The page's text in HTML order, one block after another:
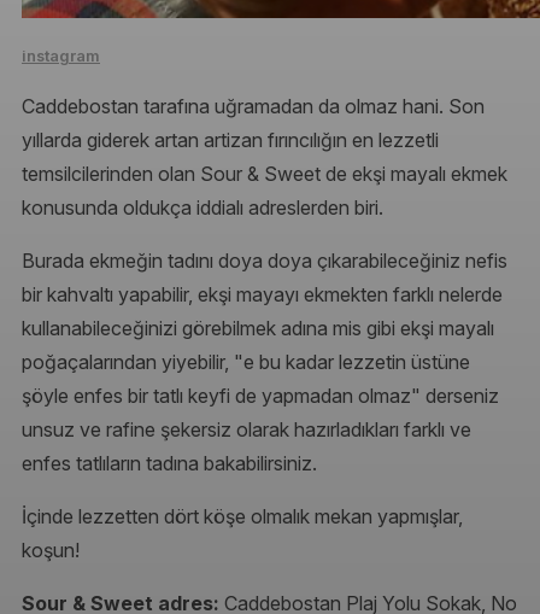
instagram
Caddebostan tarafına uğramadan da olmaz hani. Son
yıllarda giderek artan artizan fırıncılığın en lezzetli
temsilcilerinden olan Sour & Sweet de ekşi mayalı ekmek
konusunda oldukça iddialı adreslerden biri.
Burada ekmeğin tadını doya doya çıkarabileceğiniz nefis
bir kahvaltı yapabilir, ekşi mayayı ekmekten farklı nelerde
kullanabileceğinizi görebilmek adına mis gibi ekşi mayalı
poğaçalarından yiyebilir, "e bu kadar lezzetin üstüne
şöyle enfes bir tatlı keyfi de yapmadan olmaz" derseniz
unsuz ve rafine şekersiz olarak hazırladıkları farklı ve
enfes tatlıların tadına bakabilirsiniz.
İçinde lezzetten dört köşe olmalık mekan yapmışlar,
koşun!
Sour & Sweet adres: Caddebostan Plaj Yolu Sokak, No